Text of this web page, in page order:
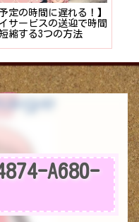
予定の時間に遅れる！】
サービスの送迎で時間
縮する3つの方法
A680-